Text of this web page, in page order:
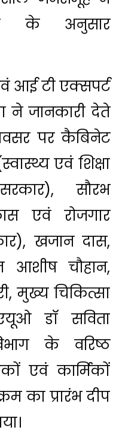
के अनुसार
आई टी एक्सपर्ट
ने जानकारी देते
पर कैबिनेट
एवं शिक्षा
सौरभ
एवं रोजगार
खजान दास,
आशीष चौहान,
मुख्य चिकित्सा
डॉ सविता
के वरिष्ठ
एवं कार्मिकों
का प्रारंभ दीप